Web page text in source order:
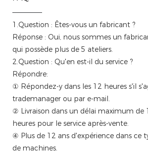
1.Question : Êtes-vous un fabricant ?
Réponse : Oui, nous sommes un
qui possède plus de 5 ateliers.
2.Question : Qu'en est-il du service ?
Répondre:
① Répondez-y dans les 12 heures s'il
trademanager ou par e-mail.
② Livraison dans un délai maximum de
heures pour le service après-vente.
④ Plus de 12 ans d'expérience dans ce
de machines.